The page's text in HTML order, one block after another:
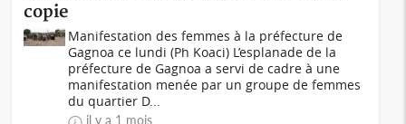
copie
Manifestation des femmes à la préfecture de
Gagnoa ce lundi (Ph Koaci) L’esplanade de la
préfecture de Gagnoa a servi de cadre à une
manifestation menée par un groupe de femmes
du quartier D...
il y a 1 mois